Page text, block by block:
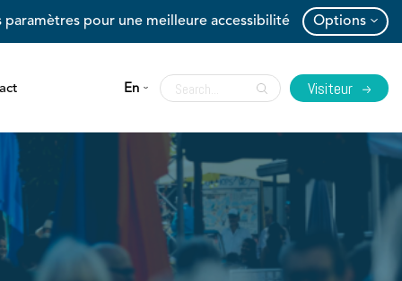
paramètres pour une meilleure accessibilité Options
En Visiteur